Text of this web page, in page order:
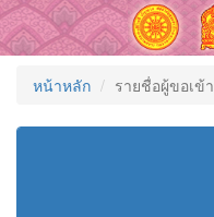
หน้าหลัก รายชื่อผู้ขอเ